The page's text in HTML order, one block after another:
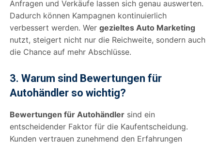
Anfragen und Verkäufe lassen sich genau auswerten.
Dadurch können Kampagnen kontinuierlich
verbessert werden. Wer gezieltes Auto Marketing
nutzt, steigert nicht nur die Reichweite, sondern auch
die Chance auf mehr Abschlüsse.
3. Warum sind Bewertungen für
Autohändler so wichtig?
Bewertungen für Autohändler sind ein
entscheidender Faktor für die Kaufentscheidung.
Kunden vertrauen zunehmend den Erfahrungen